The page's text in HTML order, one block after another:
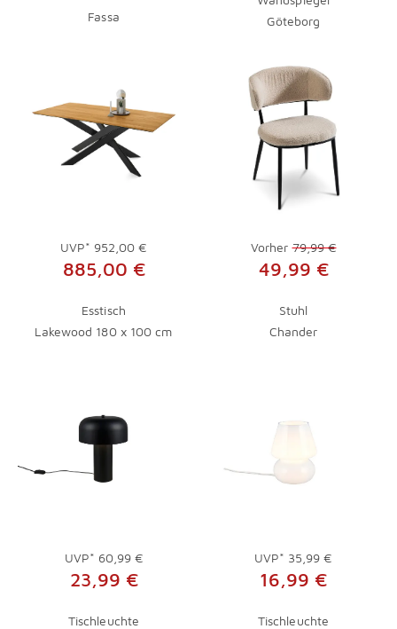
Fassa
Göteborg
UVP* 952,00 €
885,00 €
Esstisch
Lakewood 180 x 100 cm
Vorher 79,99 €
49,99 €
Stuhl
Chander
UVP* 60,99 €
23,99 €
Tischleuchte
UVP* 35,99 €
16,99 €
Tischleuchte